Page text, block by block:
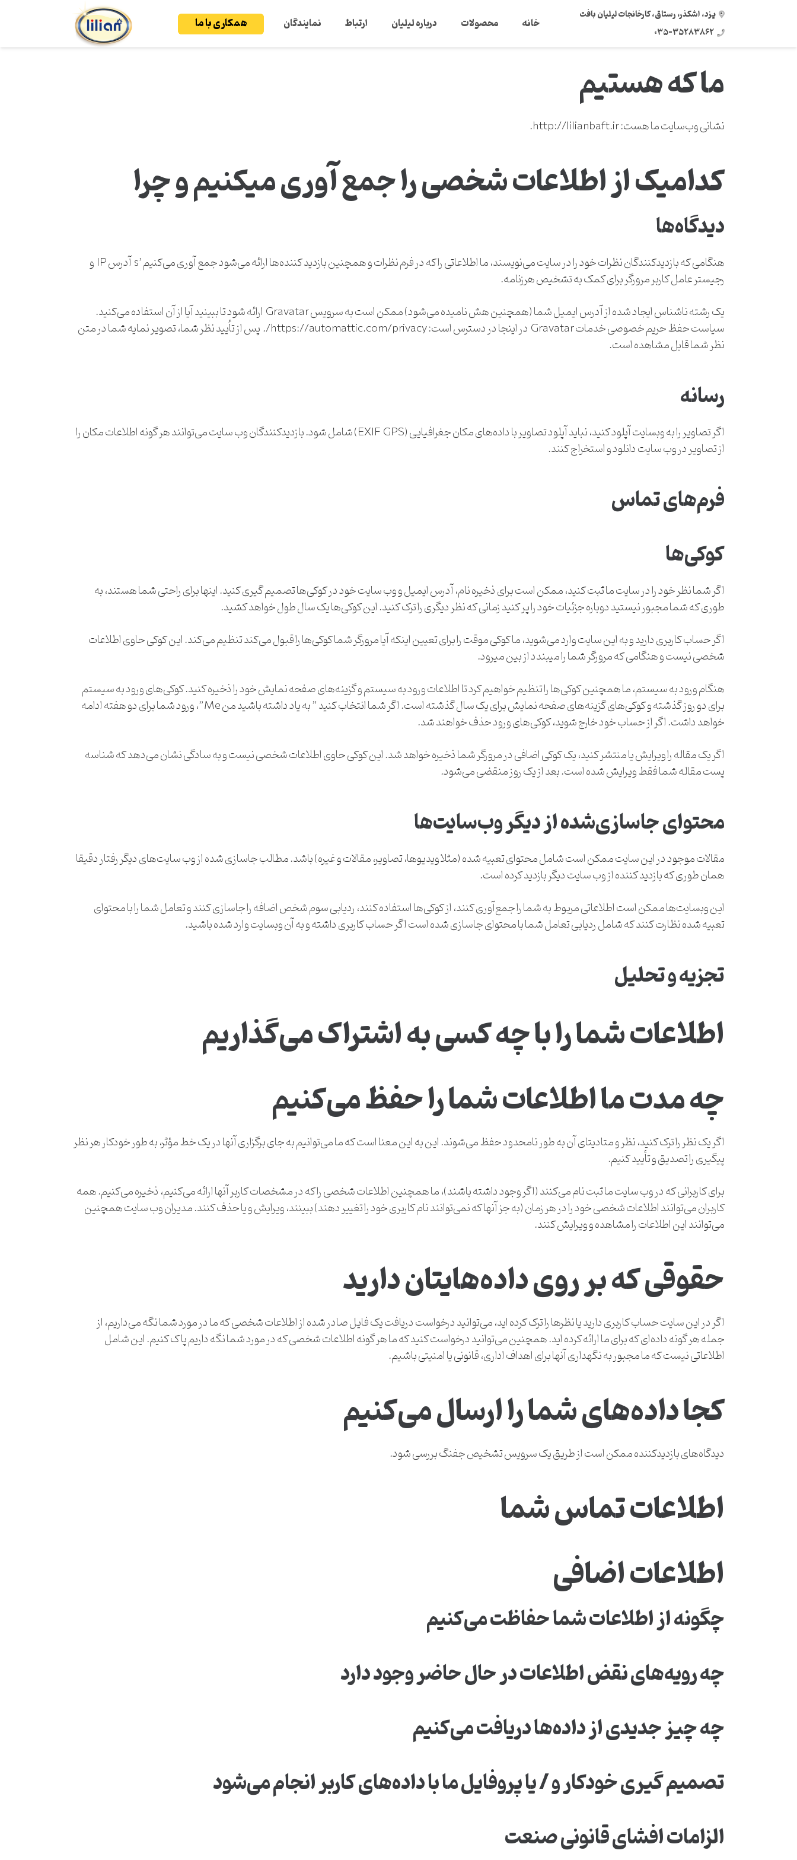
یزد، اشکذر، رستاق، کارخانجات لیلیان بافت
۰۳۵-۳۵۲۸۳۸۶۲
خانه محصولات درباره لیلیان ارتباط نمایندگان همکاری با ما
ما که هستیم
نشانی وب‌سایت ما هست: http://lilianbaft.ir.
کدامیک از اطلاعات شخصی را جمع آوری میکنیم و چرا
دیدگاه‌ها
هنگامی که بازدیدکنندگان نظرات خود را در سایت می‌نویسند، ما اطلاعاتی را که در فرم نظرات و همچنین بازدید کننده‌ها ارائه می‌شود جمع آوری می‌کنیم ’s آدرس IP و
رجیستر عامل کاربر مرورگر برای کمک به تشخیص هرزنامه.
یک رشته ناشناس ایجاد شده از آدرس ایمیل شما (همچنین هش نامیده می‌شود) ممکن است به سرویس Gravatar ارائه شود تا ببینید آیا از آن استفاده می‌کنید.
سیاست حفظ حریم خصوصی خدمات Gravatar در اینجا در دسترس است: https://automattic.com/privacy/. پس از تأیید نظر شما، تصویر نمایه شما در متن
نظر شما قابل مشاهده است.
رسانه
اگر تصاویر را به وبسایت آپلود کنید، نباید آپلود تصاویر با داده‌های مکان جغرافیایی (EXIF GPS) شامل شود. بازدیدکنندگان وب سایت می‌توانند هر گونه اطلاعات مکان را
از تصاویر در وب سایت دانلود و استخراج کنند.
فرم‌های تماس
کوکی‌ها
اگر شما نظر خود را در سایت ما ثبت کنید، ممکن است برای ذخیره نام، آدرس ایمیل و وب سایت خود در کوکی‌ها تصمیم گیری کنید. اینها برای راحتی شما هستند، به
طوری که شما مجبور نیستید دوباره جزئیات خود را پر کنید زمانی که نظر دیگری را ترک کنید. این کوکی‌ها یک سال طول خواهد کشید.
اگر حساب کاربری دارید و به این سایت وارد می‌شوید، ما کوکی موقت را برای تعیین اینکه آیا مرورگر شما کوکی‌ها را قبول می‌کند تنظیم می‌کند. این کوکی حاوی اطلاعات
شخصی نیست و هنگامی که مرورگر شما را میبندد از بین میرود.
هنگام ورود به سیستم، ما همچنین کوکی‌ها را تنظیم خواهیم کرد تا اطلاعات ورود به سیستم و گزینه‌های صفحه نمایش خود را ذخیره کنید. کوکی‌های ورود به سیستم
برای دو روز گذشته و کوکی‌های گزینه‌های صفحه نمایش برای یک سال گذشته است. اگر شما انتخاب کنید ” به یاد داشته باشید من Me”، ورود شما برای دو هفته ادامه
خواهد داشت. اگر از حساب خود خارج شوید، کوکی‌های ورود حذف خواهند شد.
اگر یک مقاله را ویرایش یا منتشر کنید، یک کوکی اضافی در مرورگر شما ذخیره خواهد شد. این کوکی حاوی اطلاعات شخصی نیست و به سادگی نشان می‌دهد که شناسه
پست مقاله شما فقط ویرایش شده است. بعد از یک روز منقضی می‌شود.
محتوای جاسازی‌شده از دیگر وب‌سایت‌ها
مقالات موجود در این سایت ممکن است شامل محتوای تعبیه شده (مثلا ویدیوها، تصاویر، مقالات و غیره) باشد. مطالب جاسازی شده از وب سایت‌های دیگر رفتار دقیقا
همان طوری که بازدید کننده از وب سایت دیگر بازدید کرده است.
این وبسایت‌ها ممکن است اطلاعاتی مربوط به شما را جمع‌آوری کنند، از کوکی‌ها استفاده کنند، ردیابی سوم شخص اضافه را جاسازی کنند و تعامل شما را با محتوای
تعبیه شده نظارت کنند که شامل ردیابی تعامل شما با محتوای جاسازی شده است اگر حساب کاربری داشته و به آن وبسایت وارد شده باشید.
تجزیه و تحلیل
اطلاعات شما را با چه کسی به اشتراک می‌گذاریم
چه مدت ما اطلاعات شما را حفظ می‌کنیم
اگر یک نظر را ترک کنید، نظر و متادیتای آن به طور نامحدود حفظ می‌شوند. این به این معنا است که ما می‌توانیم به جای برگزاری آنها در یک خط مؤثر، به طور خودکار هر نظر
پیگیری را تصدیق و تأیید کنیم.
برای کاربرانی که در وب سایت ما ثبت نام می‌کنند (اگر وجود داشته باشند)، ما همچنین اطلاعات شخصی را که در مشخصات کاربر آنها ارائه می‌کنیم، ذخیره می‌کنیم. همه
کاربران می‌توانند اطلاعات شخصی خود را در هر زمان (به جز آنها که نمی‌توانند نام کاربری خود را تغییر دهند) ببینند، ویرایش و یا حذف کنند. مدیران وب سایت همچنین
می‌توانند این اطلاعات را مشاهده و ویرایش کنند.
حقوقی که بر روی داده‌هایتان دارید
اگر در این سایت حساب کاربری دارید یا نظرها را ترک کرده اید، می‌توانید درخواست دریافت یک فایل صادر شده از اطلاعات شخصی که ما در مورد شما نگه می‌داریم، از
جمله هر گونه داده‌ای که برای ما ارائه کرده اید. همچنین می‌توانید درخواست کنید که ما هر گونه اطلاعات شخصی که در مورد شما نگه داریم پاک کنیم. این شامل
اطلاعاتی نیست که ما مجبور به نگهداری آنها برای اهداف اداری، قانونی یا امنیتی باشیم.
کجا داده‌های شما را ارسال می‌کنیم
دیدگاه‌های بازدیدکننده ممکن است از طریق یک سرویس تشخیص جفنگ بررسی شود.
اطلاعات تماس شما
اطلاعات اضافی
چگونه از اطلاعات شما حفاظت می‌کنیم
چه رویه‌های نقض اطلاعات در حال حاضر وجود دارد
چه چیز جدیدی از داده‌ها دریافت می‌کنیم
تصمیم گیری خودکار و / یا پروفایل ما با داده‌های کاربر انجام می‌شود
الزامات افشای قانونی صنعت